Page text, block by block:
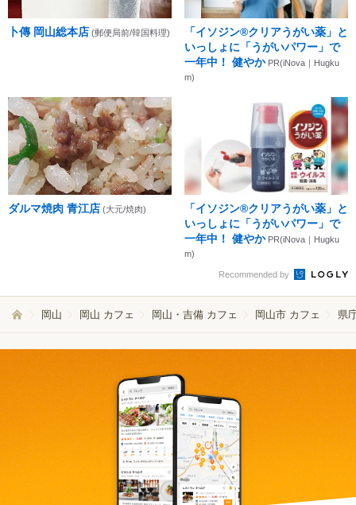
卜傳 岡山総本店 (郵便局前/韓国料理)
「イソジン®クリアうがい薬」と
いっしょに「うがいパワー」で
一年中！ 健やか PR(iNova｜Hugku
m)
ダルマ焼肉 青江店 (大元/焼肉)
「イソジン®クリアうがい薬」と
いっしょに「うがいパワー」で
一年中！ 健やか PR(iNova｜Hugku
m)
Recommended by
岡山 岡山 カフェ 岡山・吉備 カフェ 岡山市 カフェ 県